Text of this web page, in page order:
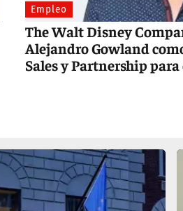
Empleo
The Walt Disney
Alejandro Gowland
Sales y Partnership para